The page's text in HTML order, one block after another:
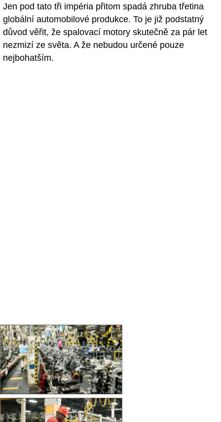
Jen pod tato tři impéria přitom spadá zhruba třetina
globální automobilové produkce. To je již podstatný
důvod věřit, že spalovací motory skutečně za pár let
nezmizí ze světa. A že nebudou určené pouze
nejbohatším.